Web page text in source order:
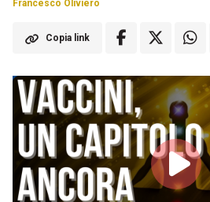
Francesco Oliviero
Copia link